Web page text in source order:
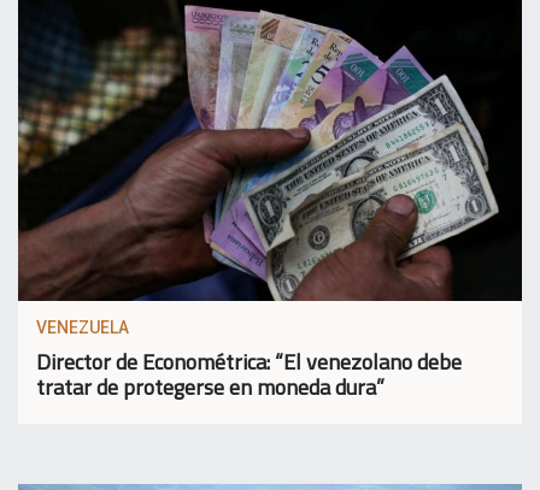
VENEZUELA
Director de Econométrica: “El venezolano debe
tratar de protegerse en moneda dura”